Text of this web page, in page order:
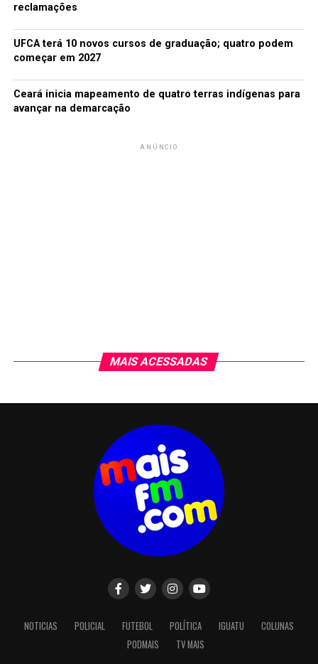
reclamações
UFCA terá 10 novos cursos de graduação; quatro podem
começar em 2027
Ceará inicia mapeamento de quatro terras indígenas para
avançar na demarcação
ANÚNCIO
MAIS ACESSADAS
NOTICIAS POLICIAL FUTEBOL POLÍTICA IGUATU
COLUNAS
PODMAIS
TV MAIS